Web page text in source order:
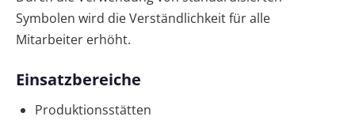
Symbolen wird die Verständlichkeit für alle
Mitarbeiter erhöht.
Einsatzbereiche
Produktionsstätten